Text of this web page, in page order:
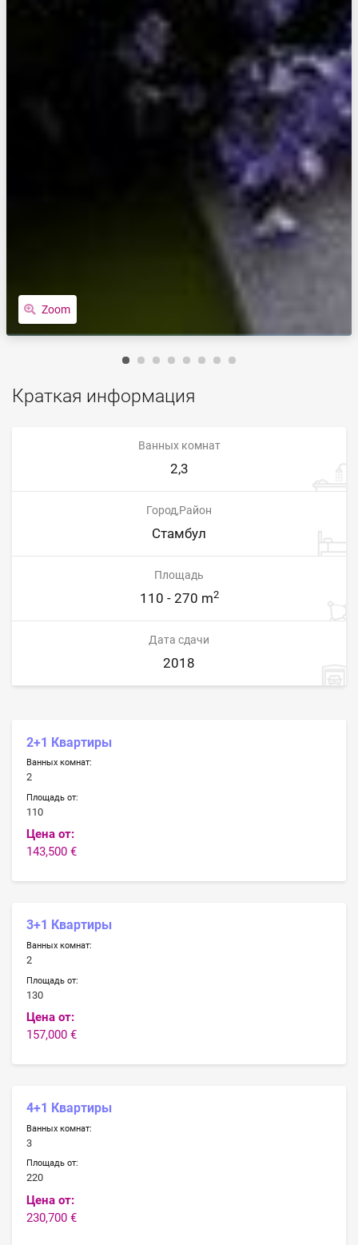
Zoom
Краткая информация
Ванных комнат
2,3
Город,Район
Стамбул
Площадь
110 - 270 m2
Дата сдачи
2018
2+1 Квартиры
Ванных комнат:
2
Площадь от:
110
Цена от:
143,500 €
3+1 Квартиры
Ванных комнат:
2
Площадь от:
130
Цена от:
157,000 €
4+1 Квартиры
Ванных комнат:
3
Площадь от:
220
Цена от:
230,700 €